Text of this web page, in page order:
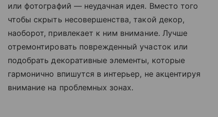
или фотографий — неудачная идея. Вместо того
чтобы скрыть несовершенства, такой декор,
наоборот, привлекает к ним внимание. Лучше
отремонтировать поврежденный участок или
подобрать декоративные элементы, которые
гармонично впишутся в интерьер, не акцентируя
внимание на проблемных зонах.